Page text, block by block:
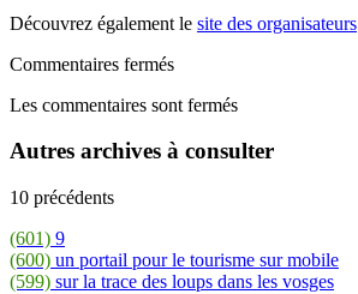
Découvrez également le site des organisateurs
Commentaires fermés
Les commentaires sont fermés
Autres archives à consulter
10 précédents
(601) 9
(600) un portail pour le tourisme sur mobile
(599) sur la trace des loups dans les vosges